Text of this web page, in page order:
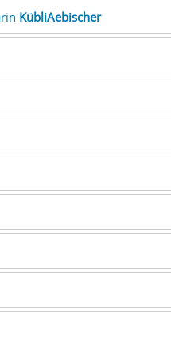
KübliAebischer